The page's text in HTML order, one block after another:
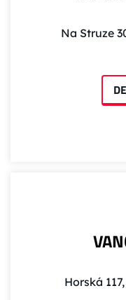
Na Struze
Horská